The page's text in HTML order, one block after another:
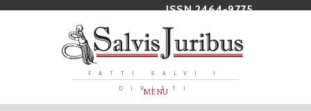
ISSN 2464-9775
FATTI SALVI I
DIRITTI
MENU